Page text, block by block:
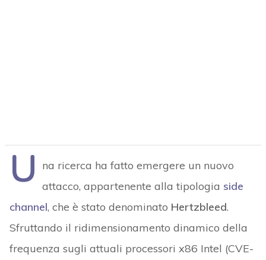
U
na ricerca ha fatto emergere un nuovo
attacco, appartenente alla tipologia side
channel, che è stato denominato Hertzbleed.
Sfruttando il ridimensionamento dinamico della
frequenza sugli attuali processori x86 Intel (CVE-